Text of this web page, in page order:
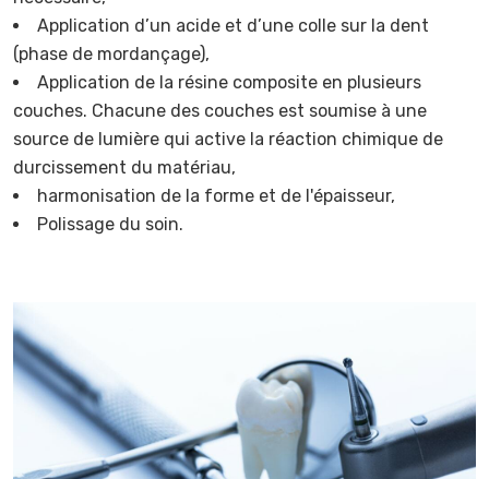
Application d’un acide et d’une colle sur la dent
(phase de mordançage),
Application de la résine composite en plusieurs
couches. Chacune des couches est soumise à une
source de lumière qui active la réaction chimique de
durcissement du matériau,
harmonisation de la forme et de l'épaisseur,
Polissage du soin.